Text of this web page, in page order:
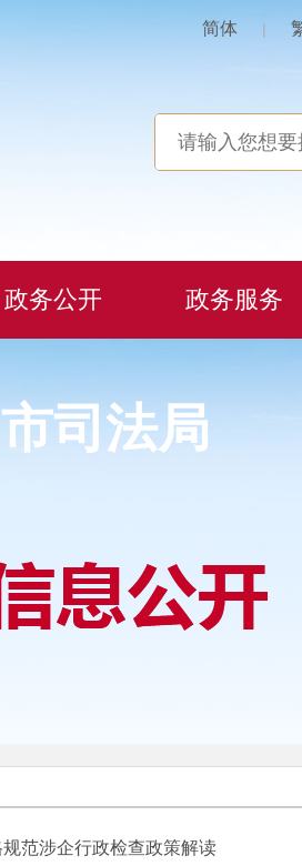
简体 |
政务公开 政务服务
司法局
范涉企行政检查政策解读